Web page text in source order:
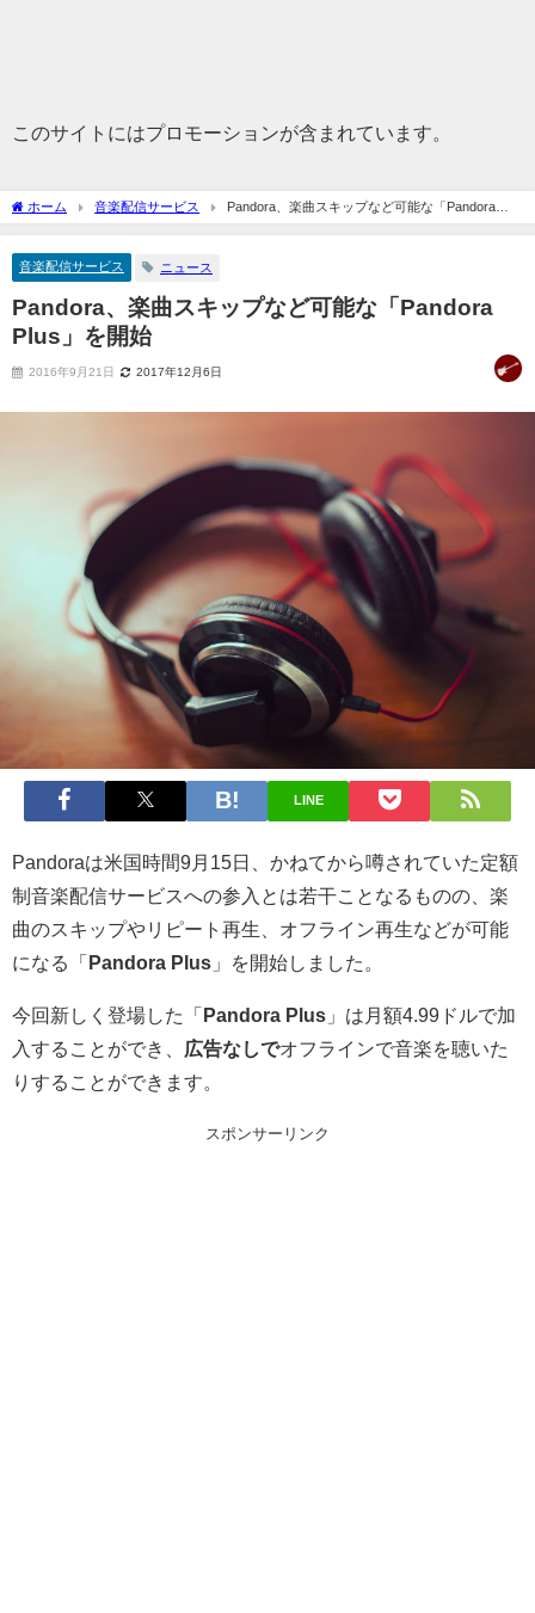
このサイトにはプロモーションが含まれています。
ホーム 音楽配信サービス
Pandora、楽曲スキップなど可能な「Pandora
Plus」を開始
音楽配信サービス ニュース
Pandora、楽曲スキップなど可能な「Pandora
Plus」を開始
2016年9月21日 2017年12月6日
LINE
Pandoraは米国時間9月15日、かねてから噂されていた定額
制音楽配信サービスへの参入とは若干ことなるものの、楽
曲のスキップやリピート再生、オフライン再生などが可能
になる「 Pandora Plus 」を開始しました。
今回新しく登場した「 Pandora Plus 」は月額4.99ドルで加
入することができ、
広告なしでオフラインで音楽を聴いた
りすることができます。
スポンサーリンク